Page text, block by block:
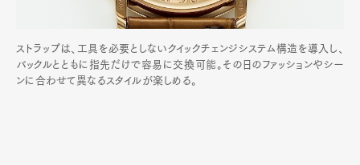
ストラップは、工具を必要としないクイックチェンジシステム構造を導入し、
バックルとともに指先だけで容易に交換可能。その日のファッションやシー
ンに合わせて異なるスタイルが楽しめる。